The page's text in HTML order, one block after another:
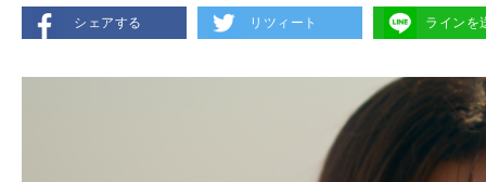
シェアする リツィート ラインを